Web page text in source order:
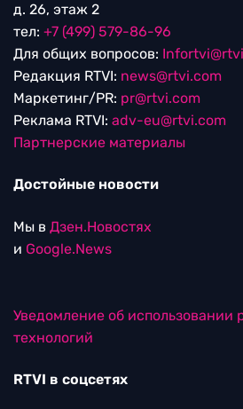
д. 26, этаж 2
тел: +7 (499) 579-86-96
Для общих вопросов:
Редакция RTVI: news@rtvi.com
Маркетинг/PR: pr@rtvi.com
Реклама RTVI: adv-eu@rtvi.com
Партнерские материалы
Достойные новости
Мы в Дзен.Новостях
и Google.News
Уведомление об использовании
технологий
RTVI в соцсетях